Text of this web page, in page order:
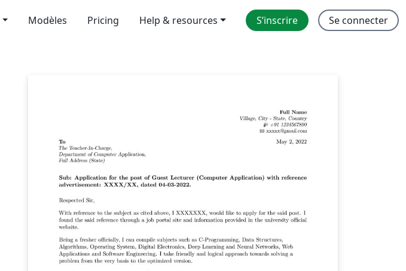
Modèles Pricing Help & resources S’inscrire Se connecter